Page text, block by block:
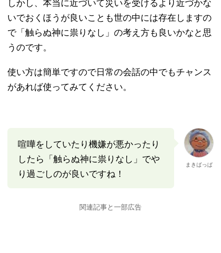
いでおくほうが良いことも世の中には存在しますの
で「触らぬ神に祟りなし」の考え方も良いかなと思
うのです。
使い方は簡単ですので日常の会話の中でもチャンス
があれば使ってみてください。
喧嘩をしていたり機嫌が悪かったり
したら「触らぬ神に祟りなし」でや
り過ごしのが良いですね！
まきばっぱ
関連記事と一部広告